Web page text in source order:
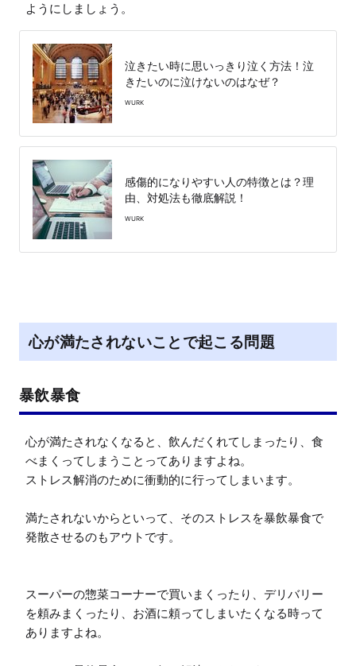
ようにしましょう。
泣きたい時に思いっきり泣く方法！泣
きたいのに泣けないのはなぜ？
WURK
感傷的になりやすい人の特徴とは？理
由、対処法も徹底解説！
WURK
心が満たされないことで起こる問題
暴飲暴食
心が満たされなくなると、飲んだくれてしまったり、食
べまくってしまうことってありますよね。
ストレス解消のために衝動的に行ってしまいます。
満たされないからといって、そのストレスを暴飲暴食で
発散させるのもアウトです。
スーパーの惣菜コーナーで買いまくったり、デリバリー
を頼みまくったり、お酒に頼ってしまいたくなる時って
ありますよね。